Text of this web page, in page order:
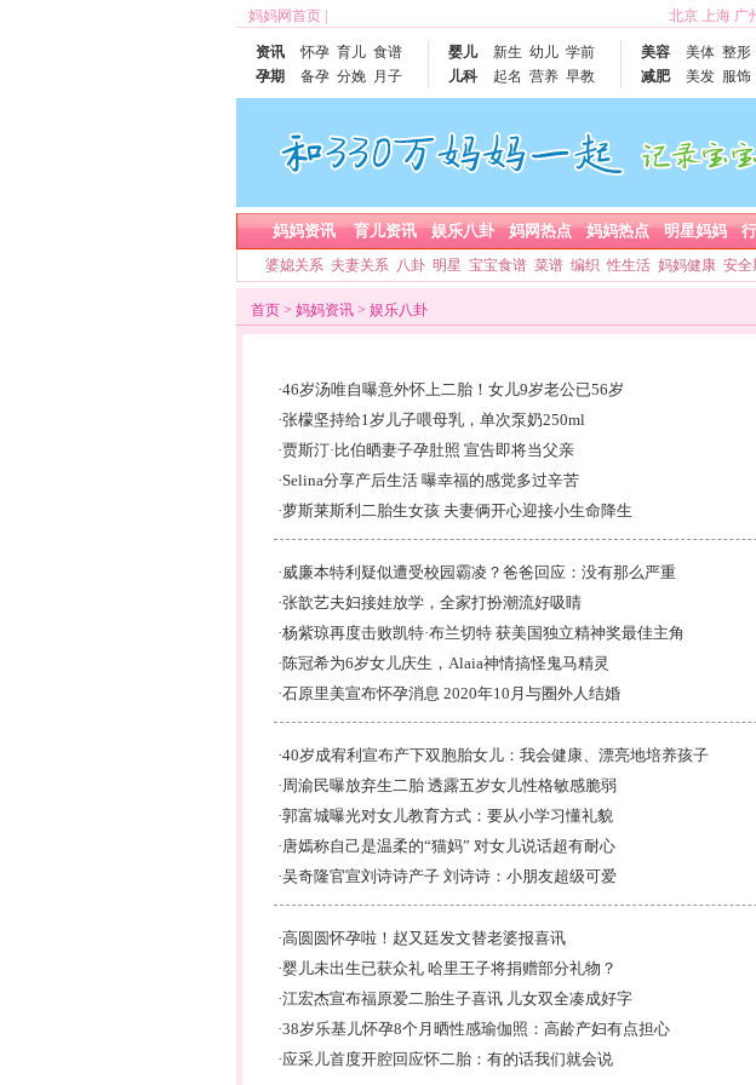
妈妈网首页 北京 上海 广
资讯 怀孕 育儿 食谱
孕期
备孕 分娩 月子
婴儿 新生 幼儿 学前
儿科
起名 营养 早教
美容 美体 整形
减肥
美发 服饰
妈妈资讯 育儿资讯 娱乐八卦 妈网热点 妈妈热点 明星妈妈
婆媳关系 夫妻关系 八卦 明星 宝宝食谱 菜谱 编织 性生活 妈妈健康 安全
首页 > 妈妈资讯 > 娱乐八卦
·46岁汤唯自曝意外怀上二胎！女儿9岁老公已56岁
·张檬坚持给1岁儿子喂母乳，单次泵奶250ml
·贾斯汀·比伯晒妻子孕肚照 宣告即将当父亲
·Selina分享产后生活 曝幸福的感觉多过辛苦
·萝斯莱斯利二胎生女孩 夫妻俩开心迎接小生命降生
·威廉本特利疑似遭受校园霸凌？爸爸回应：没有那么严重
·张歆艺夫妇接娃放学，全家打扮潮流好吸睛
·杨紫琼再度击败凯特·布兰切特 获美国独立精神奖最佳主角
·陈冠希为6岁女儿庆生，Alaia神情搞怪鬼马精灵
·石原里美宣布怀孕消息 2020年10月与圈外人结婚
·40岁成宥利宣布产下双胞胎女儿：我会健康、漂亮地培养孩子
·周渝民曝放弃生二胎 透露五岁女儿性格敏感脆弱
·郭富城曝光对女儿教育方式：要从小学习懂礼貌
·唐嫣称自己是温柔的“猫妈” 对女儿说话超有耐心
·吴奇隆官宣刘诗诗产子 刘诗诗：小朋友超级可爱
·高圆圆怀孕啦！赵又廷发文替老婆报喜讯
·婴儿未出生已获众礼 哈里王子将捐赠部分礼物？
·江宏杰宣布福原爱二胎生子喜讯 儿女双全凑成好字
·38岁乐基儿怀孕8个月晒性感瑜伽照：高龄产妇有点担心
·应采儿首度开腔回应怀二胎：有的话我们就会说